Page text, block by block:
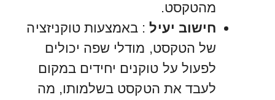
מהטקסט.
חישוב יעיל : באמצעות טוקניזציה
של הטקסט, מודלי שפה יכולים
לפעול על טוקנים יחידים במקום
לעבד את הטקסט בשלמותו, מה